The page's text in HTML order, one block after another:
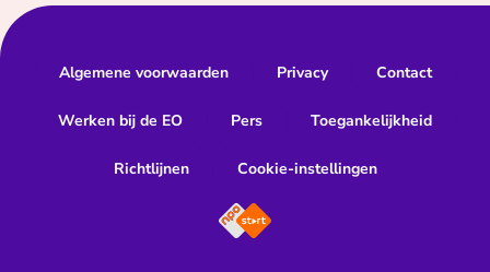
Algemene voorwaarden Privacy Contact
Werken bij de EO Pers Toegankelijkheid
Richtlijnen Cookie-instellingen